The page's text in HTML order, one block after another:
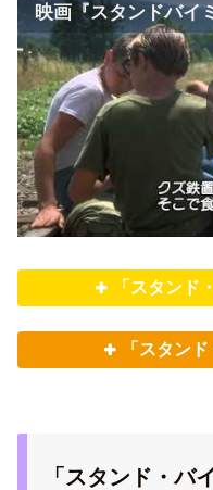
映画『スタンドバイ
「スタンド
「スタン
「スタンド・バ